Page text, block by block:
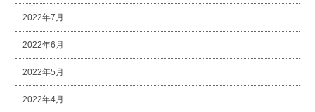
2022年7月
2022年6月
2022年5月
2022年4月